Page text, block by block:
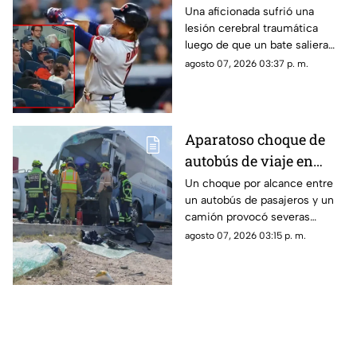
salió volando en
partido de los Yankees;
los demandó por 10
millones de dólares
Una aficionada sufrió una
lesión cerebral traumática
luego de que un bate saliera
disparado hacia las gradas en
agosto 07, 2026 03:37 p. m.
Aparatoso choque de
autobús de viaje en
carretera deja un
conductor prensado y
dos heridos
Un choque por alcance entre
un autobús de pasajeros y un
camión provocó severas
afectaciones viales. El
agosto 07, 2026 03:15 p. m.